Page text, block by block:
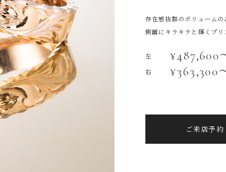
存在感抜群のボリューム
側面にキラキラと輝くプ
左 ¥487,600
右 ¥363,300
ご来店予約